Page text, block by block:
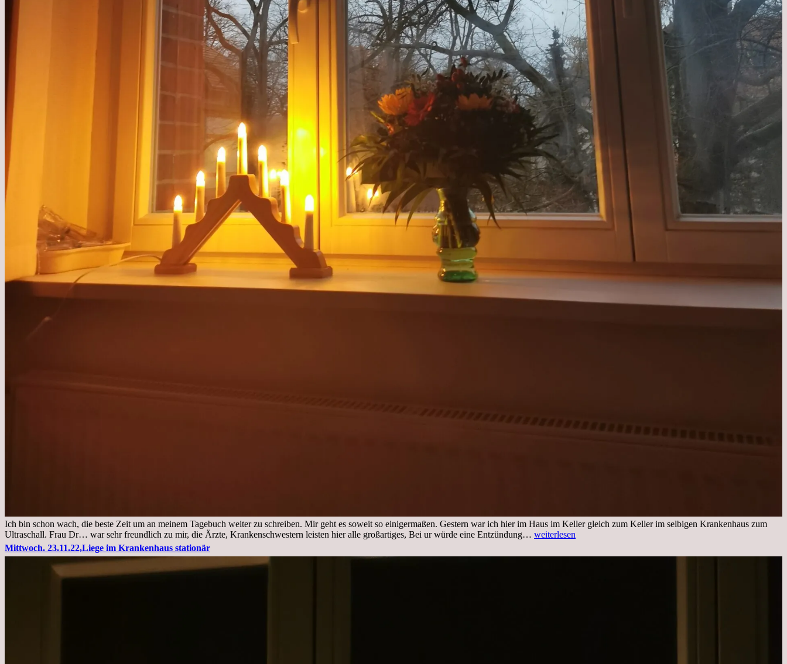
Ich bin schon wach, die beste Zeit um an meinem Tagebuch weiter zu schreiben. Mir geht es soweit so einigermaßen. Gestern war ich hier im Haus im Keller gleich zum Keller im selbigen Krankenhaus zum
Ultraschall. Frau Dr… war sehr freundlich zu mir, die Ärzte, Krankenschwestern leisten hier alle großartiges, Bei ur würde eine Entzündung… Freitag,
Kleines
weiterlesen
Mittwoch. 23.11.22,Liege im Krankenhaus stationär